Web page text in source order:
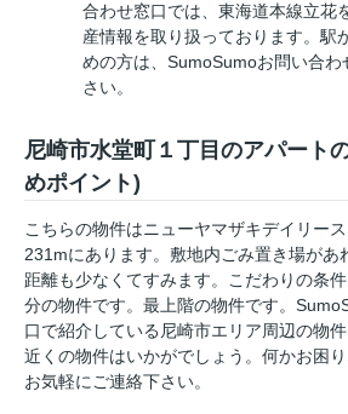
合わせ窓口では、東海道本線立花
産情報を取り扱っております。駅
めの方は、SumoSumoお問い合
さい。
尼崎市水堂町１丁目のアパート
めポイント)
こちらの物件はニューヤマザキデイリー
231mにあります。敷地内ごみ置き場があ
距離も少なくてすみます。こだわりの条
分の物件です。最上階の物件です。
口で紹介している尼崎市エリア周辺の物
近くの物件はいかがでしょう。何かお困
お気軽にご連絡下さい。